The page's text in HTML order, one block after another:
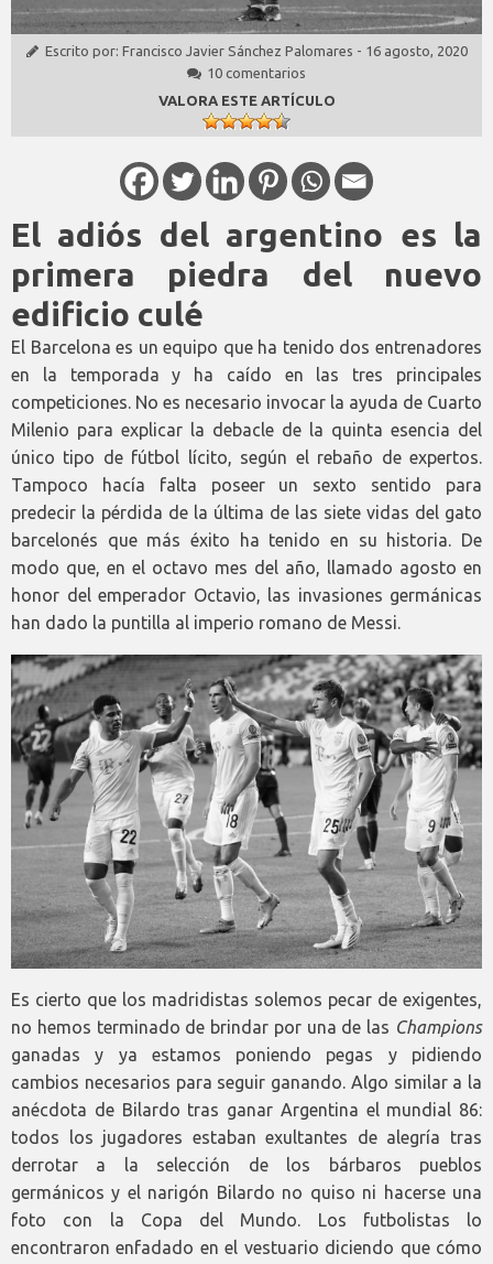
Escrito por: Francisco Javier Sánchez Palomares - 16 agosto, 2020
10 comentarios
VALORA ESTE ARTÍCULO
El adiós del argentino es la
primera piedra del nuevo
edificio culé
El Barcelona es un equipo que ha tenido dos entrenadores
en la temporada y ha caído en las tres principales
competiciones. No es necesario invocar la ayuda de Cuarto
Milenio para explicar la debacle de la quinta esencia del
único tipo de fútbol lícito, según el rebaño de expertos.
Tampoco hacía falta poseer un sexto sentido para
predecir la pérdida de la última de las siete vidas del gato
barcelonés que más éxito ha tenido en su historia. De
modo que, en el octavo mes del año, llamado agosto en
honor del emperador Octavio, las invasiones germánicas
han dado la puntilla al imperio romano de Messi.
Es cierto que los madridistas solemos pecar de exigentes,
no hemos terminado de brindar por una de las Champions
ganadas y ya estamos poniendo pegas y pidiendo
cambios necesarios para seguir ganando. Algo similar a la
anécdota de Bilardo tras ganar Argentina el mundial 86:
todos los jugadores estaban exultantes de alegría tras
derrotar a la selección de los bárbaros pueblos
germánicos y el narigón Bilardo no quiso ni hacerse una
foto con la Copa del Mundo. Los futbolistas lo
encontraron enfadado en el vestuario diciendo que cómo